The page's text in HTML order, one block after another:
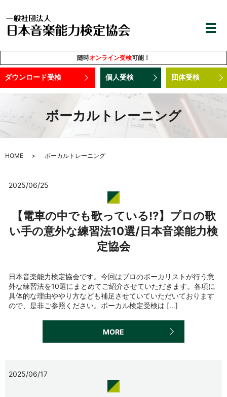
随時オンライン受検可能！
ダウンロード受検 個人受検 団体受検
ボーカルトレーニング
HOME ボーカルトレーニング
2025/06/25
【電車の中でも歌っている!?】プロの歌
い手の意外な練習法10選/日本音楽能力検
定協会
日本音楽能力検定協会です。今回はプロのボーカリストが行う意
外な練習法を10選にまとめてご紹介させていただきます。各項に
具体的な理由ややり方なども補足させていていただいております
ので、是非ご参照ください。ボーカル検定受検は […]
MORE
2025/06/17